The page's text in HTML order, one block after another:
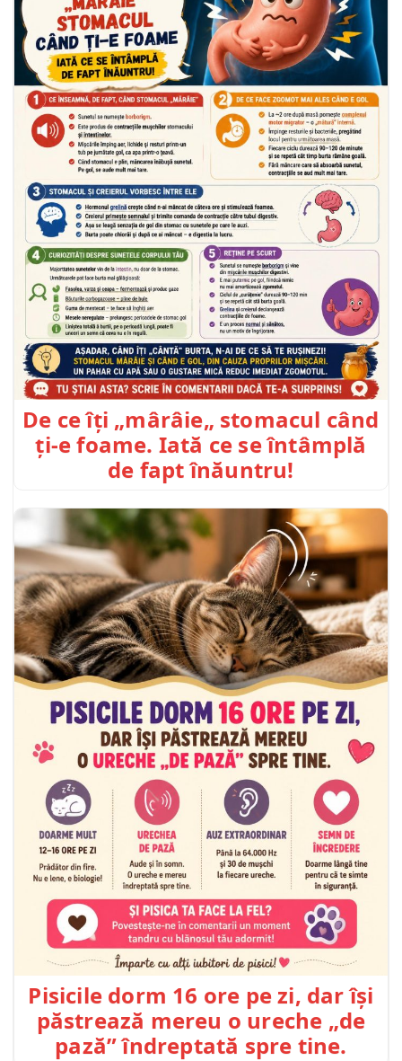
De ce îți „mârâie„ stomacul când
ți-e foame. Iată ce se întâmplă
de fapt înăuntru!
Pisicile dorm 16 ore pe zi, dar își
păstrează mereu o ureche „de
pază” îndreptată spre tine.